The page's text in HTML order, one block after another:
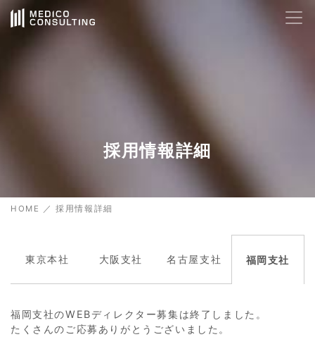
採用情報詳細
HOME ／採用情報詳細
東京本社 大阪支社 名古屋支社 福岡支社
福岡支社のWEBディレクター募集は終了しました。
たくさんのご応募ありがとうございました。